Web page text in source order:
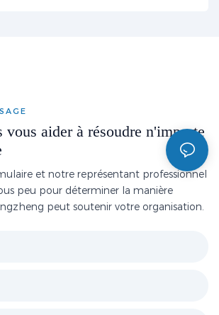
vous aider à résoudre n'importe
et notre représentant professionnel
peu pour déterminer la manière
peut soutenir votre organisation.